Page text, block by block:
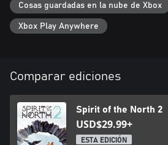
Cosas guardadas en la nube de Xbox
Xbox Play Anywhere
Comparar ediciones
Spirit of the North 2
USD$29.99+
ESTA EDICIÓN